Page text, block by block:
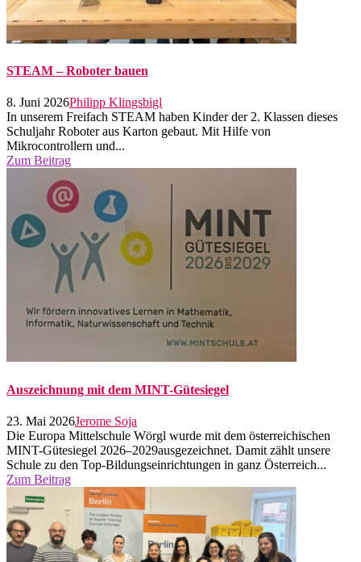
STEAM – Roboter bauen
8. Juni 2026Philipp Klingsbigl
In unserem Freifach STEAM haben Kinder der 2. Klassen dieses
Schuljahr Roboter aus Karton gebaut. Mit Hilfe von
Mikrocontrollern und...
Zum Beitrag
Auszeichnung mit dem MINT-Gütesiegel
23. Mai 2026Jerome Soja
Die Europa Mittelschule Wörgl wurde mit dem österreichischen
MINT-Gütesiegel 2026–2029ausgezeichnet. Damit zählt unsere
Schule zu den Top-Bildungseinrichtungen in ganz Österreich...
Zum Beitrag